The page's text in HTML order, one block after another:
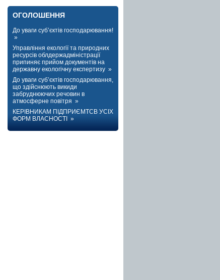
ОГОЛОШЕННЯ
До уваги суб’єктів господарювання!
»
Управління екології та природних
ресурсів облдержадміністрації
припиняє прийом документів на
державну екологічну експертизу »
До уваги суб’єктів господарювання,
що здійснюють викиди
забруднюючих речовин в
атмосферне повітря »
КЕРІВНИКАМ ПІДПРИЄМТСВ УСІХ
ФОРМ ВЛАСНОСТІ »